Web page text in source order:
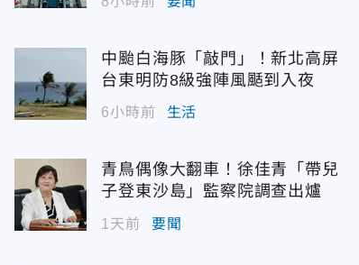
中颱白海豚「敲門」！新北高屏
台東明防8級強陣風颳到入夜
6小時前 生活
青鳥偶像大翻車！徐佳青「帶兒
子登東沙島」監察院調查出爐
1天前 要聞